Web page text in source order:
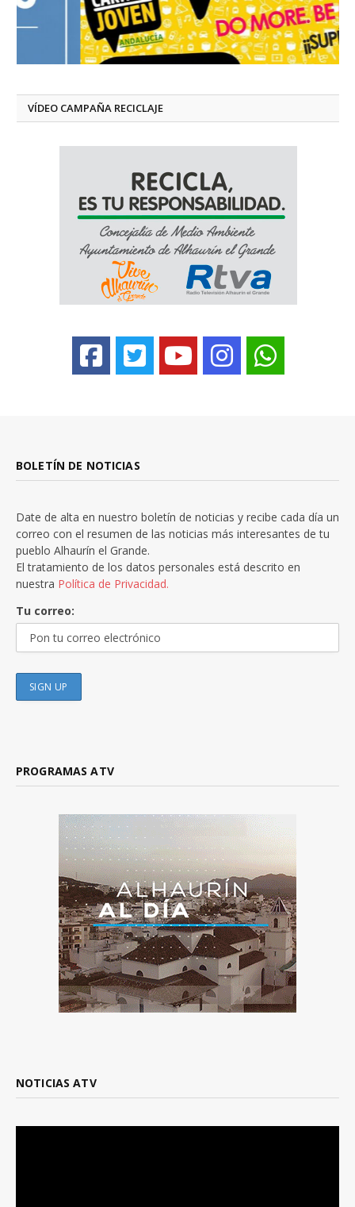
VÍDEO CAMPAÑA RECICLAJE
BOLETÍN DE NOTICIAS
Date de alta en nuestro boletín de noticias y recibe cada día un
correo con el resumen de las noticias más interesantes de tu
pueblo Alhaurín el Grande.
El tratamiento de los datos personales está descrito en
nuestra Política de Privacidad.
Tu correo:
PROGRAMAS ATV
NOTICIAS ATV